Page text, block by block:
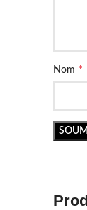
Nom *